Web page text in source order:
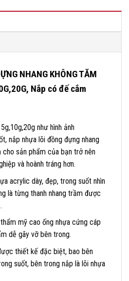
NHANG KHÔNG TĂM
Nắp có đế cắm
như hình ảnh
nắp nhựa lõi đồng đựng nhang
sản phẩm của bạn trở nên
và hoành tráng hơn.
acrylic dày, đẹp, trong suốt nhìn
là từng thanh nhang trầm được
mỹ cao ống nhựa cứng cáp
dễ gãy vỡ bên trong.
thiết kế đặc biệt, bao bên
suốt, bên trong nắp là lõi nhựa